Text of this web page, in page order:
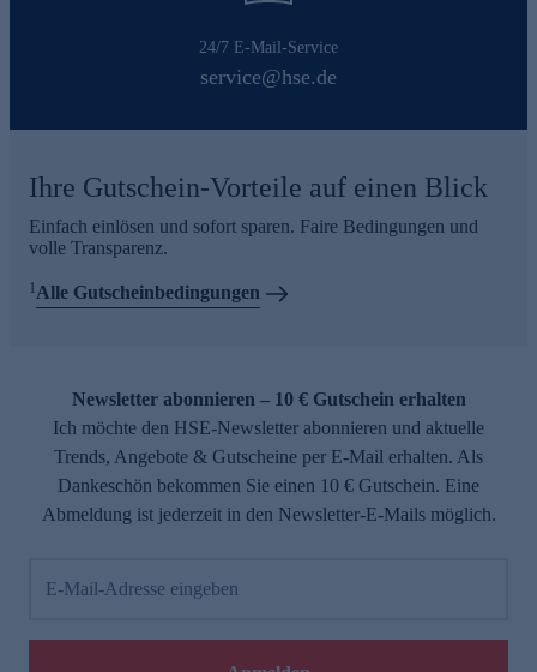
24/7 E-Mail-Service
service@hse.de
Ihre Gutschein-Vorteile auf einen Blick
Einfach einlösen und sofort sparen. Faire Bedingungen und
volle Transparenz.
1Alle Gutscheinbedingungen
Newsletter abonnieren – 10 € Gutschein erhalten
Ich möchte den HSE-Newsletter abonnieren und aktuelle
Trends, Angebote & Gutscheine per E-Mail erhalten. Als
Dankeschön bekommen Sie einen 10 € Gutschein. Eine
Abmeldung ist jederzeit in den Newsletter-E-Mails möglich.
E-Mail-Adresse eingeben